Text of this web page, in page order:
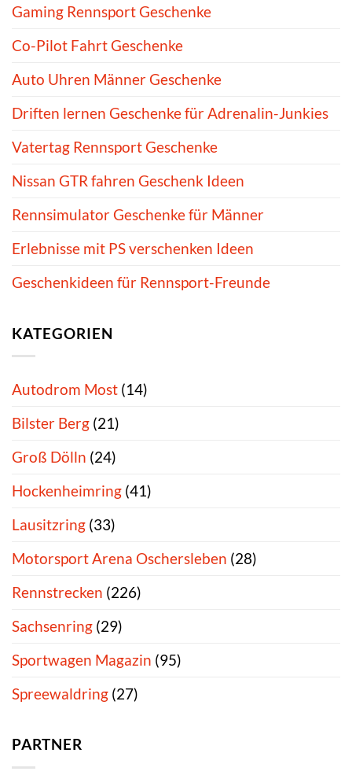
Gaming Rennsport Geschenke
Co-Pilot Fahrt Geschenke
Auto Uhren Männer Geschenke
Driften lernen Geschenke für Adrenalin-Junkies
Vatertag Rennsport Geschenke
Nissan GTR fahren Geschenk Ideen
Rennsimulator Geschenke für Männer
Erlebnisse mit PS verschenken Ideen
Geschenkideen für Rennsport-Freunde
KATEGORIEN
Autodrom Most (14)
Bilster Berg (21)
Groß Dölln (24)
Hockenheimring (41)
Lausitzring (33)
Motorsport Arena Oschersleben (28)
Rennstrecken (226)
Sachsenring (29)
Sportwagen Magazin (95)
Spreewaldring (27)
PARTNER